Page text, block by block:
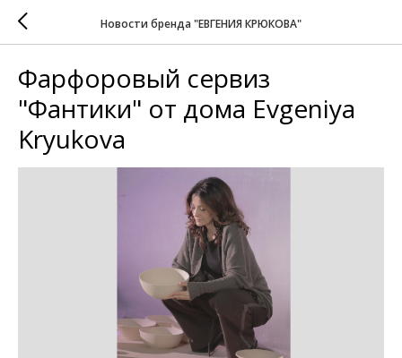
Новости бренда "ЕВГЕНИЯ КРЮКОВА"
Фарфоровый сервиз
"Фантики" от дома Evgeniya
Kryukova